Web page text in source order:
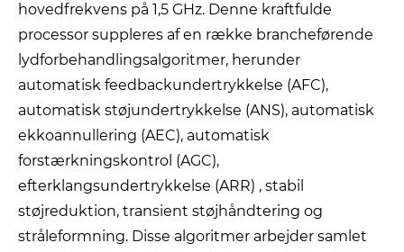
hovedfrekvens på 1,5 GHz. Denne kraftfulde
processor suppleres af en række brancheførende
lydforbehandlingsalgoritmer, herunder
automatisk feedbackundertrykkelse (AFC),
automatisk støjundertrykkelse (ANS), automatisk
ekkoannullering (AEC), automatisk
forstærkningskontrol (AGC),
efterklangsundertrykkelse (ARR) , stabil
støjreduktion, transient støjhåndtering og
stråleformning. Disse algoritmer arbejder samlet